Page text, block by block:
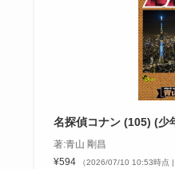
名探偵コナン (105) (少
著:青山 剛昌
¥594
（2026/07/10 10:53時点 |